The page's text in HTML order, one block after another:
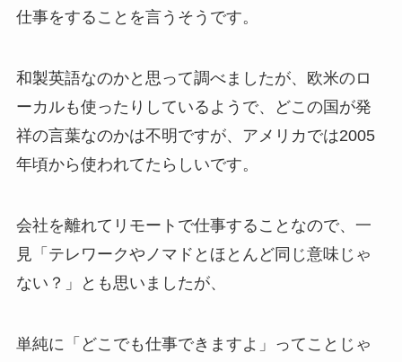
仕事をすることを言うそうです。
和製英語なのかと思って調べましたが、欧米のロ
ーカルも使ったりしているようで、どこの国が発
祥の言葉なのかは不明ですが、 アメリカでは2005
年頃から使われてた らしいです。
会社を離れてリモートで仕事することなので、一
見「 テレワークやノマドとほとんど同じ意味じゃ
ない？ 」とも思いましたが、
単純に「どこでも仕事できますよ」ってことじゃ